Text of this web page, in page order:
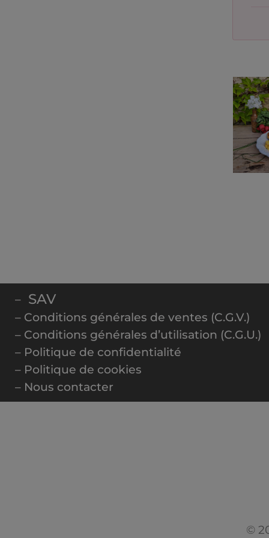
– SAV
– Conditions générales de ventes (C.G.V.)
– Conditions générales d’utilisation (C.G.U.)
– Politique de confidentialité
– Politique de cookies
– Nous contacter
©